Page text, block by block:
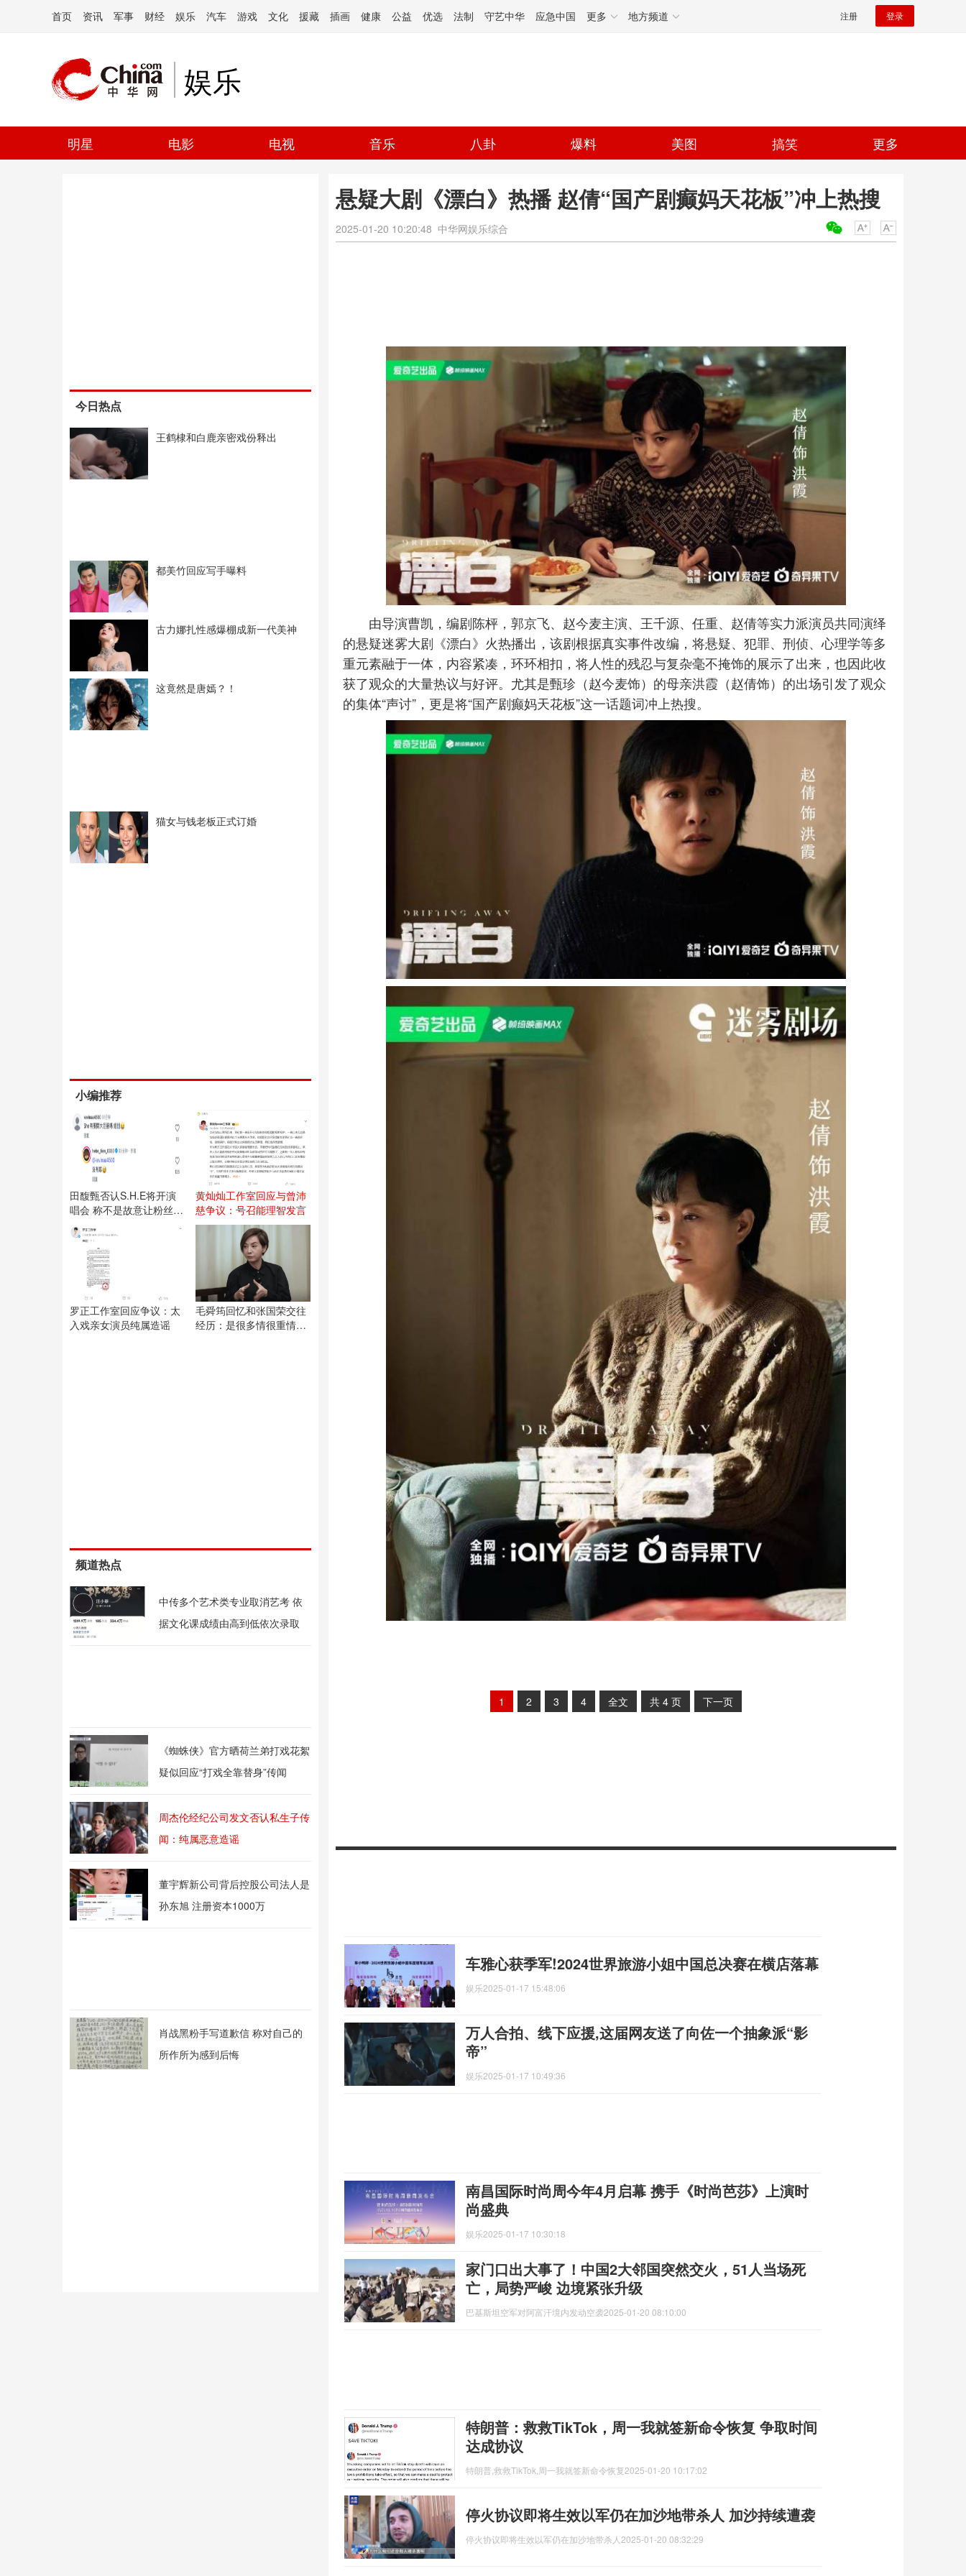
首页 资讯 军事 财经 娱乐 汽车 游戏 文化 援藏 插画 健康 公益 优选 法制 守艺中华 应急中国 更多 地方频道 注册 登录
娱乐
明星 电影 电视 音乐 八卦 爆料 美图 搞笑 更多
今日热点
王鹤棣和白鹿亲密戏份释出
都美竹回应写手曝料
古力娜扎性感爆棚成新一代美神
这竟然是唐嫣？！
猫女与钱老板正式订婚
小编推荐
田馥甄否认S.H.E将开演
唱会 称不是故意让粉丝失
望
黄灿灿工作室回应与曾沛
慈争议：号召能理智发言
罗正工作室回应争议：太
入戏亲女演员纯属造谣
毛舜筠回忆和张国荣交往
经历：是很多情很重情的
频道热点
中传多个艺术类专业取消艺考 依
据文化课成绩由高到低依次录取
《蜘蛛侠》官方晒荷兰弟打戏花絮
疑似回应“打戏全靠替身”传闻
周杰伦经纪公司发文否认私生子传
闻：纯属恶意造谣
董宇辉新公司背后控股公司法人是
孙东旭 注册资本1000万
肖战黑粉手写道歉信 称对自己的
所作所为感到后悔
悬疑大剧《漂白》热播 赵倩“国产剧癫妈天花板”冲上热搜
2025-01-20 10:20:48 中华网娱乐综合
由导演曹凯，编剧陈枰，郭京飞、赵今麦主演、王千源、任重、赵倩等实力派演员共同演绎
的悬疑迷雾大剧《漂白》火热播出，该剧根据真实事件改编，将悬疑、犯罪、刑侦、心理学等多
重元素融于一体，内容紧凑，环环相扣，将人性的残忍与复杂毫不掩饰的展示了出来，也因此收
获了观众的大量热议与好评。尤其是甄珍（赵今麦饰）的母亲洪霞（赵倩饰）的出场引发了观众
的集体“声讨”，更是将“国产剧癫妈天花板”这一话题词冲上热搜。
1 2 3 4 全文 共 4 页 下一页
车雅心获季军!2024世界旅游小姐中国总决赛在横店落幕
娱乐2025-01-17 15:48:06
万人合拍、线下应援,这届网友送了向佐一个抽象派“影
帝”
娱乐2025-01-17 10:49:36
南昌国际时尚周今年4月启幕 携手《时尚芭莎》上演时
尚盛典
娱乐2025-01-17 10:30:18
家门口出大事了！中国2大邻国突然交火，51人当场死
亡，局势严峻 边境紧张升级
巴基斯坦空军对阿富汗境内发动空袭2025-01-20 08:10:00
特朗普：救救TikTok，周一我就签新命令恢复 争取时间
达成协议
特朗普,救救TikTok,周一我就签新命令恢复2025-01-20 10:17:02
停火协议即将生效以军仍在加沙地带杀人 加沙持续遭袭
停火协议即将生效以军仍在加沙地带杀人 2025-01-20 08:32:29